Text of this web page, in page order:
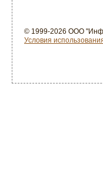
© 1999-2026 ООО
Условия